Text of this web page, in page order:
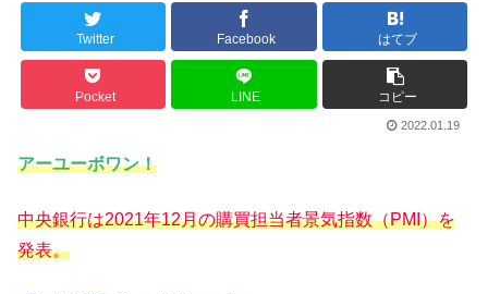
Twitter Facebook はてブ
Pocket LINE コピー
2022.01.19
アーユーボワン！
中央銀行は2021年12月の購買担当者景気指数（PMI）を
発表。